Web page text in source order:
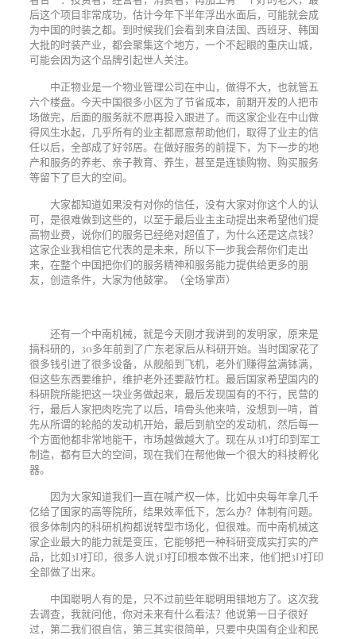
后这个项目非常成功，估计今年下半年浮出水面后，可能就会成
为中国的时装之都。到时候我们会看到来自法国、西班牙、韩国
大批的时装产业，都会聚集这个地方，一个不起眼的重庆山城，
可能会因为这个品牌引起世人关注。
中正物业是一个物业管理公司在中山，做得不大，也就管五
六个楼盘。今天中国很多小区为了节省成本，前期开发的人把市
场做完，后面的服务就不愿再投入跟进了。而这家企业在中山做
得风生水起，几乎所有的业主都愿意帮助他们，取得了业主的信
任以后，全部成了好邻居。在做好服务的前提下，为下一步的地
产和服务的养老、亲子教育、养生，甚至是连锁购物、购买服务
等留下了巨大的空间。
大家都知道如果没有对你的信任，没有大家对你这个人的认
可，是很难做到这些的，以至于最后业主主动提出来希望他们提
高物业费，说你们的服务已经绝对超值了，为什么还是这点钱？
这家企业我相信它代表的是未来，所以下一步我会帮你们走出
来，在整个中国把你们的服务精神和服务能力提供给更多的朋
友，创造条件，大家为他鼓掌。（全场掌声）
还有一个中南机械，就是今天刚才我讲到的发明家，原来是
搞科研的， 30多年前到了广东老家后从科研开始。当时国家花了
很多钱引进了很多设备，从舰船到飞机，老外们赚得盆满钵满，
但这些东西要维护，维护老外还要敲竹杠。最后国家希望国内的
科研院所能把这一块业务做起来，最后发现国有的不行，民营的
行，最后人家把肉吃完了以后，啃骨头他来啃，没想到一啃，首
先从所谓的轮船的发动机开始，最后到航空的发动机，然后每一
个方面他都非常地能干，市场越做越大了。现在从3D打印到军工
制造，都有巨大的空间，现在我们在帮他做一个很大的科技孵化
器。
因为大家知道我们一直在喊产权一体，比如中央每年拿几千
亿给了国家的高等院所，结果效率低下，怎么办？体制有问题。
很多体制内的科研机构都说转型市场化，但很难。而中南机械这
家企业最大的能力就是变压，它能够把一种科研变成实打实的产
品，比如3D打印，很多人说3D打印根本做不出来，他们把3D打印
全部做了出来。
中国聪明人有的是，只不过前些年聪明用错地方了。这次我
去调查，我就问他，你对未来有什么看法？他说第一日子很好
过，第二我们很自信，第三其实很简单，只要中央国有企业和民